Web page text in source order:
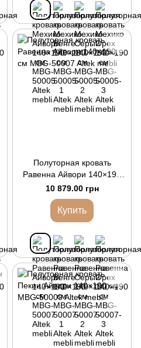
Полуторная кровать
Равенна Айвори 140×190
см
10 879.00 грн
Купить